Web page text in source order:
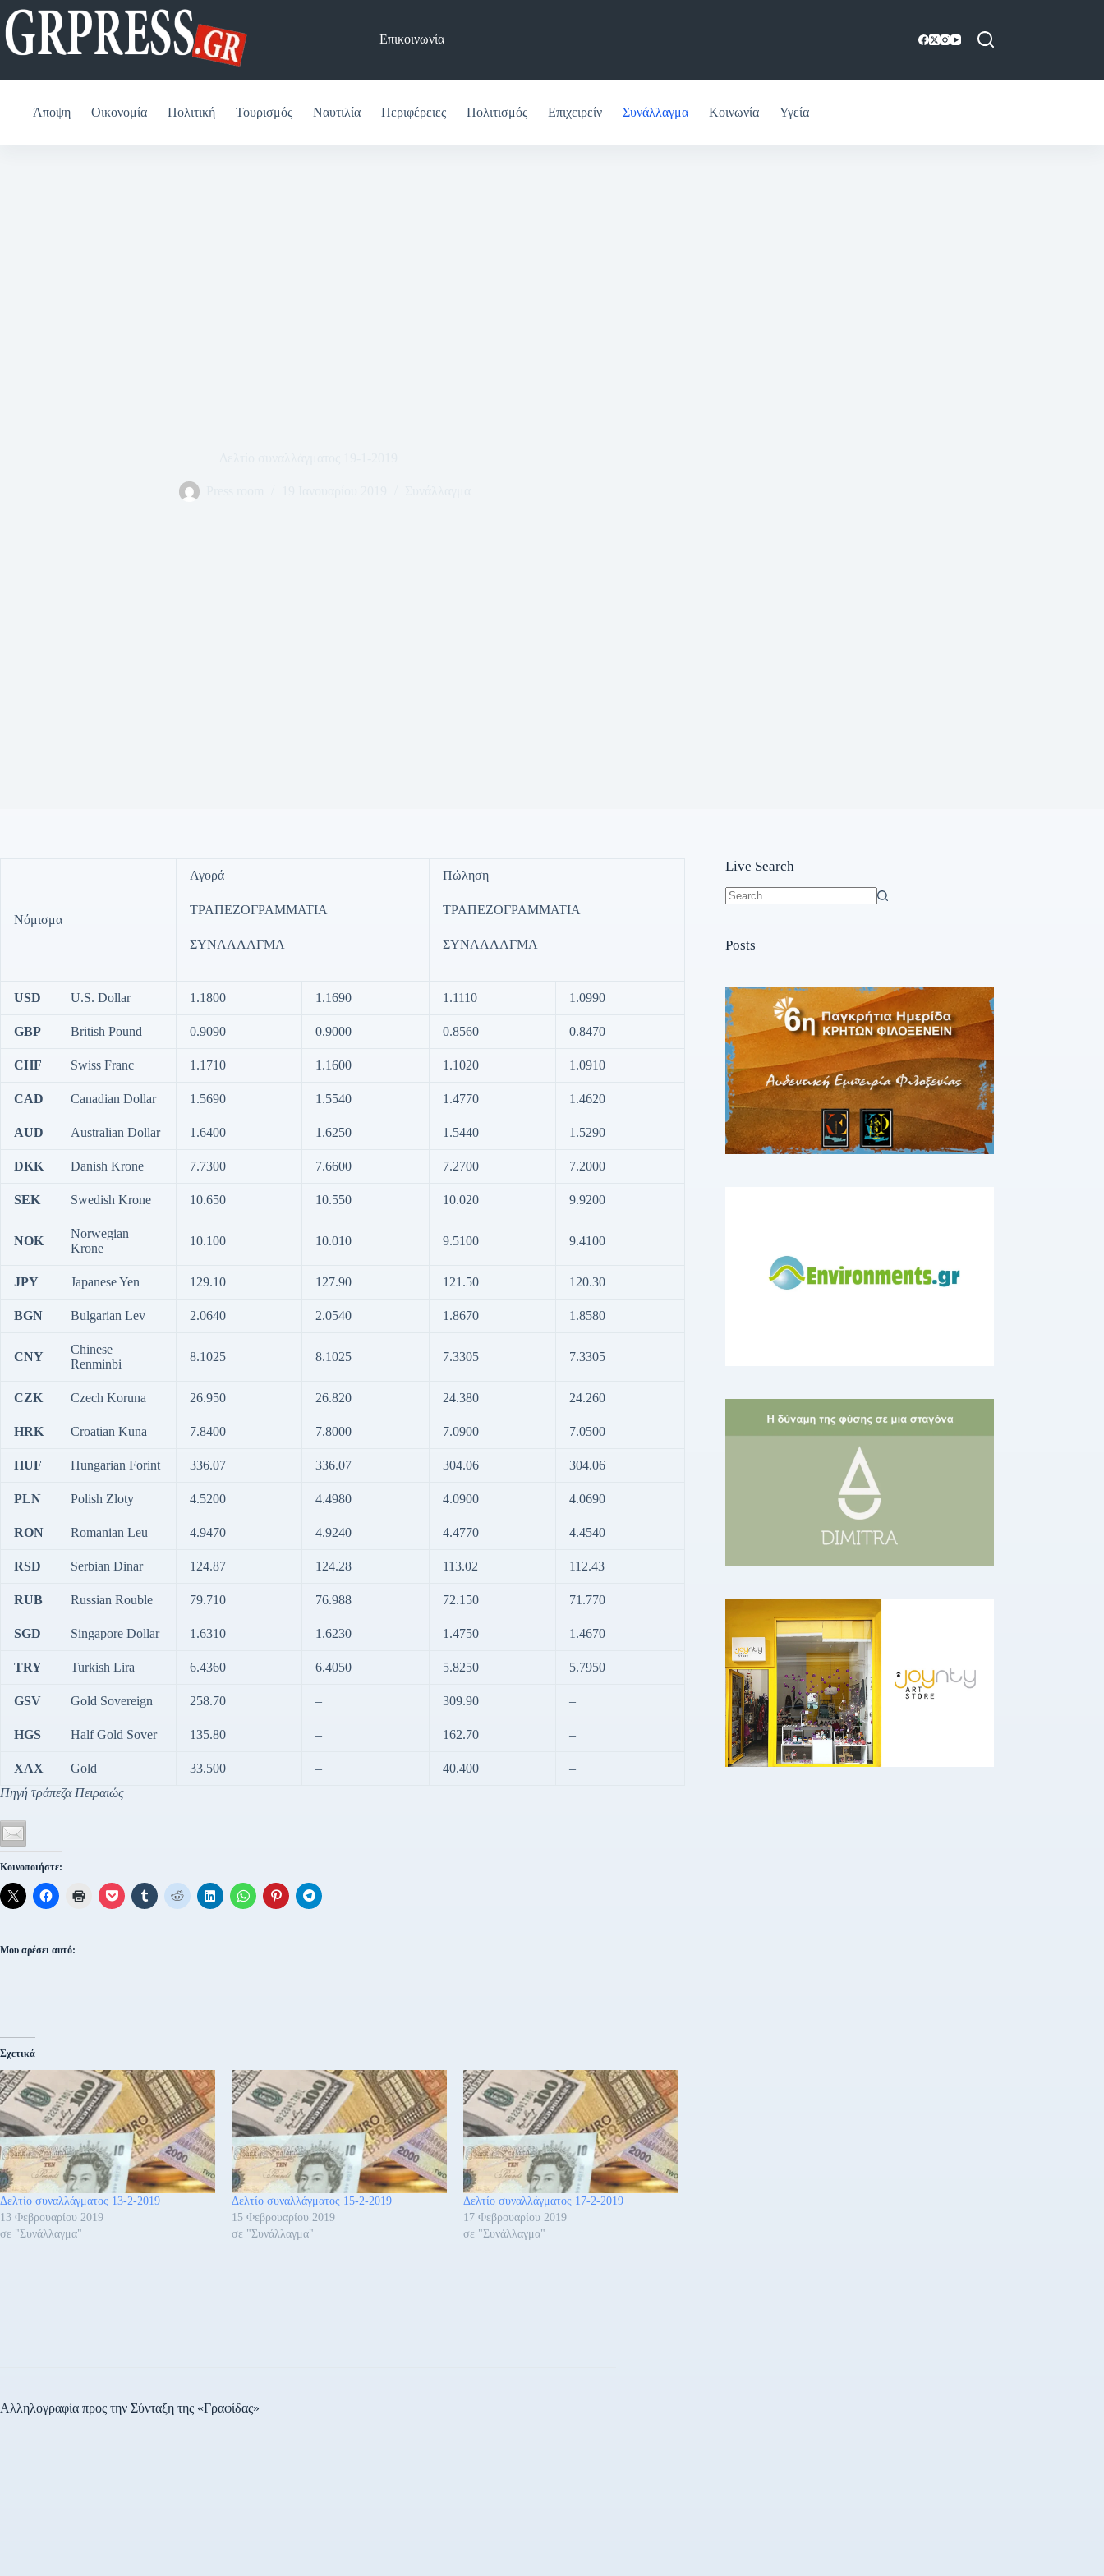
Μετάβαση
στο
περιεχόμενο
Επικοινωνία
Άποψη Οικονομία Πολιτική Τουρισμός Ναυτιλία Περιφέρειες Πολιτισμός Επιχειρείν Συνάλλαγμα Κοινωνία Υγεία
Νόμισμα
Αγορά
ΤΡΑΠΕΖΟΓΡΑΜΜΑΤΙΑ
ΣΥΝΑΛΛΑΓΜΑ
Πώληση
ΤΡΑΠΕΖΟΓΡΑΜΜΑΤΙΑ
ΣΥΝΑΛΛΑΓΜΑ
USD U.S. Dollar 1.1800 1.1690 1.1110 1.0990
GBP British Pound 0.9090 0.9000 0.8560 0.8470
CHF Swiss Franc 1.1710 1.1600 1.1020 1.0910
CAD Canadian Dollar 1.5690 1.5540 1.4770 1.4620
AUD Australian Dollar 1.6400 1.6250 1.5440 1.5290
DKK Danish Krone 7.7300 7.6600 7.2700 7.2000
SEK Swedish Krone 10.650 10.550 10.020 9.9200
NOK
Norwegian
Krone
10.100 10.010 9.5100 9.4100
JPY Japanese Yen 129.10 127.90 121.50 120.30
BGN Bulgarian Lev 2.0640 2.0540 1.8670 1.8580
CNY
Chinese
Renminbi
8.1025 8.1025 7.3305 7.3305
CZK Czech Koruna 26.950 26.820 24.380 24.260
HRK Croatian Kuna 7.8400 7.8000 7.0900 7.0500
HUF Hungarian Forint 336.07 336.07 304.06 304.06
PLN Polish Zloty 4.5200 4.4980 4.0900 4.0690
RON Romanian Leu 4.9470 4.9240 4.4770 4.4540
RSD Serbian Dinar 124.87 124.28 113.02 112.43
RUB Russian Rouble 79.710 76.988 72.150 71.770
SGD Singapore Dollar 1.6310 1.6230 1.4750 1.4670
TRY Turkish Lira 6.4360 6.4050 5.8250 5.7950
GSV Gold Sovereign 258.70 – 309.90 –
HGS Half Gold Sover 135.80 – 162.70 –
XAX Gold 33.500 – 40.400
–
Πηγή τράπεζα Πειραιώς
Κοινοποιήστε:
Μου αρέσει αυτό:
Σχετικά
Δελτίο συναλλάγματος 13-2-2019
13 Φεβρουαρίου 2019
σε "Συνάλλαγμα"
Δελτίο συναλλάγματος 15-2-2019
15 Φεβρουαρίου 2019
σε "Συνάλλαγμα"
Δελτίο συναλλάγματος 17-2-2019
17 Φεβρουαρίου 2019
σε "Συνάλλαγμα"
Live Search
Posts
Αλληλογραφία προς την Σύνταξη της «Γραφίδας»